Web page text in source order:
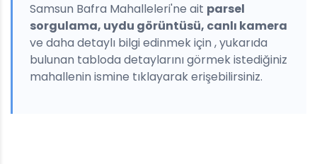
Samsun Bafra Mahalleleri'ne ait parsel
sorgulama, uydu görüntüsü, canlı kamera
ve daha detaylı bilgi edinmek için , yukarıda
bulunan tabloda detaylarını görmek istediğiniz
mahallenin ismine tıklayarak erişebilirsiniz.